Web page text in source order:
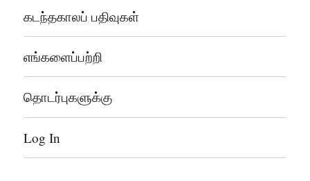
கடந்தகாலப் பதிவுகள்
எங்களைப்பற்றி
தொடர்புகளுக்கு
Log In